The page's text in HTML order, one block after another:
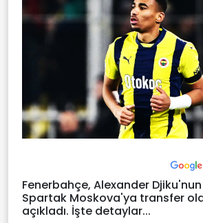
Fenerbahçe, Alexander
Spartak Moskova'ya transfer
açıkladı. İşte detaylar...